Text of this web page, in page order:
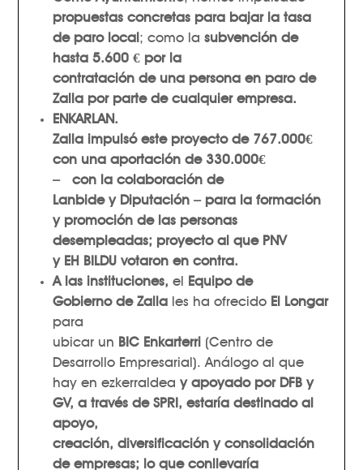
propuestas concretas para bajar la tasa
de paro local ; como la subvención de
hasta 5.600 € por la
contratación de una persona en paro de
Zalla por parte de cualquier empresa.
ENKARLAN
Zallaimpulsó este proyecto de767.000€
con una aportación de 330.000€
– con la colaboración de
Lanbide y Diputación – para la formación
y promoción de las personas
desempleadas; proyecto al que PNV
y EH BILDU votaron en contra.
A las instituciones, el Equipo de
Gobierno de Zallales ha ofrecido El Longar
para
ubicar un BIC Enkarterri (Centro de
Desarrollo Empresarial). Análogo al que
hay en ezkerraldea y apoyado por DFB y
GV, a través de SPRI, estaría destinado al
apoyo,
creación, diversificación y consolidación
de empresas; lo que conllevaría